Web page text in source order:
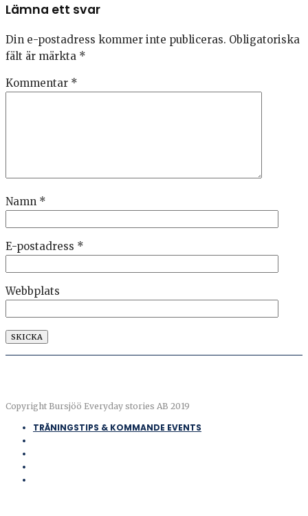
Lämna ett svar
Din e-postadress kommer inte publiceras. Obligatoriska
fält är märkta *
Kommentar *
Namn *
E-postadress *
Webbplats
Copyright Bursjöö Everyday stories AB 2019
TRÄNINGSTIPS & KOMMANDE EVENTS